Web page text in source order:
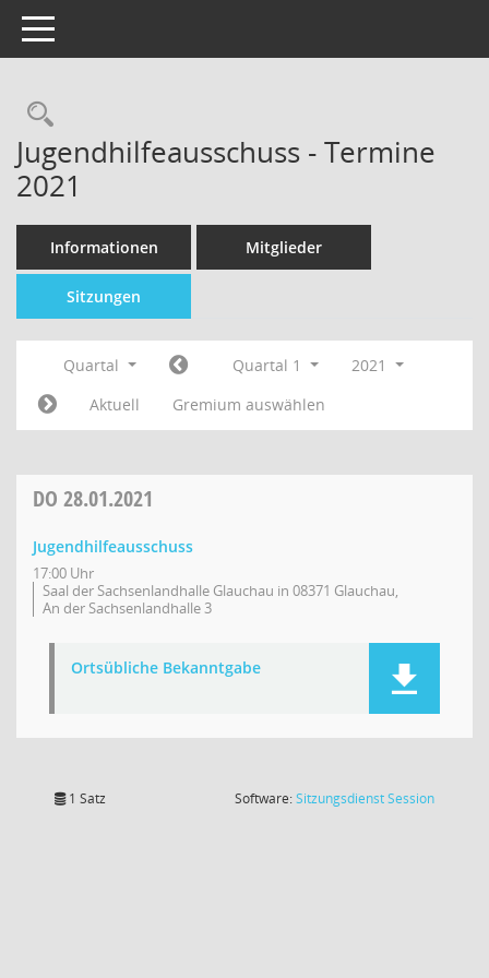
Toggle navigation
Jugendhilfeausschuss - Termine
2021
Informationen Mitglieder
Sitzungen
Quartal Quartal 1
2021
Aktuell
Gremium auswählen
DO 28.01.2021
Jugendhilfeausschuss
17:00 Uhr
Saal der Sachsenlandhalle Glauchau in 08371 Glauchau,
An der Sachsenlandhalle 3
Ortsübliche Bekanntgabe
1 Satz Software:SitzungsdienstSession(Wird in